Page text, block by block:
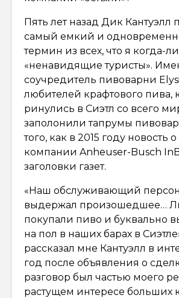
Пять лет назад Дик Кантуэлл
самый емкий и
термин из всех, что я когда-
«ненавидящие туристы».
соучредитель пивоварни
любителей крафтового пива,
ринулись в Сиэтл со всего
заполонили тапрумы
того, как в 2015 году новость
компании Anheuser-Busch
заголовки газет.
«Наш обслуживающий
выдержал произошедшее…
покупали пиво и буквально
на пол в наших барах в
рассказал мне Кантуэлл в
год после объявления о
разговор был частью моего
растущем интересе больших